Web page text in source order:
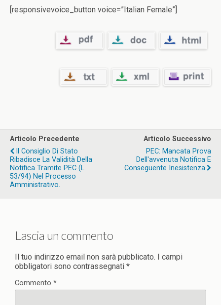
[responsivevoice_button voice=”Italian Female”]
Articolo Precedente
Il Consiglio Di Stato
Ribadisce La Validità Della
Notifica Tramite PEC (L.
53/94) Nel Processo
Amministrativo.
Articolo Successivo
PEC: Mancata Prova
Dell'avvenuta Notifica E
Conseguente Inesistenza
Lascia un commento
Il tuo indirizzo email non sarà pubblicato.
I campi
obbligatori sono contrassegnati *
Commento *